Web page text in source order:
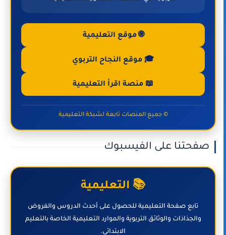
🌐 موقع التعليمية
🎓 موقع النجاح التربوي
📖 منصة اقرأ التعليمية
© جميع المنصات تابعة لشبكة التعليمية
صفحتنا على الفيسبوك
📚 التعليمية
تابع صفحة التعليمية للحصول على أحدث الدروس والفروض
والجذاذات والوثائق التربوية والموارد التعليمية الخاصة بالتعليم
الابتدائي.